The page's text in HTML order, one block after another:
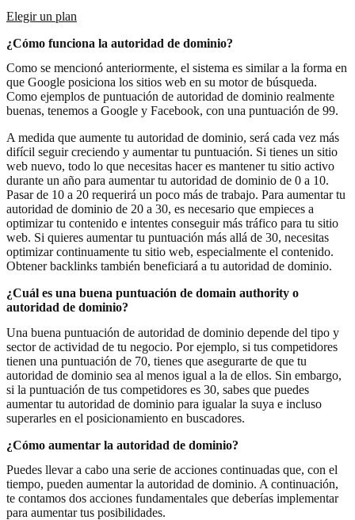
Elegir un plan
¿Cómo funciona la autoridad de dominio?
Como se mencionó anteriormente, el sistema es similar a la forma en
que Google posiciona los sitios web en su motor de búsqueda.
Como ejemplos de puntuación de autoridad de dominio realmente
buenas, tenemos a Google y Facebook, con una puntuación de 99.
A medida que aumente tu autoridad de dominio, será cada vez más
difícil seguir creciendo y aumentar tu puntuación. Si tienes un sitio
web nuevo, todo lo que necesitas hacer es mantener tu sitio activo
durante un año para aumentar tu autoridad de dominio de 0 a 10.
Pasar de 10 a 20 requerirá un poco más de trabajo. Para aumentar tu
autoridad de dominio de 20 a 30, es necesario que empieces a
optimizar tu contenido e intentes conseguir más tráfico para tu sitio
web. Si quieres aumentar tu puntuación más allá de 30, necesitas
optimizar continuamente tu sitio web, especialmente el contenido.
Obtener backlinks también beneficiará a tu autoridad de dominio.
¿Cuál es una buena puntuación de domain authority o
autoridad de dominio?
Una buena puntuación de autoridad de dominio depende del tipo y
sector de actividad de tu negocio. Por ejemplo, si tus competidores
tienen una puntuación de 70, tienes que asegurarte de que tu
autoridad de dominio sea al menos igual a la de ellos. Sin embargo,
si la puntuación de tus competidores es 30, sabes que puedes
aumentar tu autoridad de dominio para igualar la suya e incluso
superarles en el posicionamiento en buscadores.
¿Cómo aumentar la autoridad de dominio?
Puedes llevar a cabo una serie de acciones continuadas que, con el
tiempo, pueden aumentar la autoridad de dominio. A continuación,
te contamos dos acciones fundamentales que deberías implementar
para aumentar tus posibilidades.